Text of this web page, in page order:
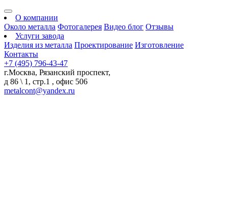
О компании
Около металла Фотогалерея Видео блог Отзывы
Услуги завода
Изделия из металла Проектирование Изготовление
Контакты
+7 (495) 796-43-47
г.Москва, Рязанский проспект,
д 86 \ 1, стр.1 , офис 506
metalcont@yandex.ru